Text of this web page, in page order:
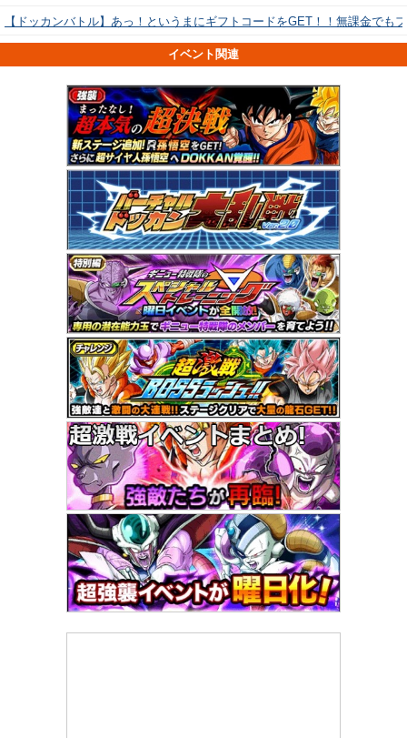
【ドッカンバトル】あっ！というまにギフトコードをGET！！無課金でも
イベント関連